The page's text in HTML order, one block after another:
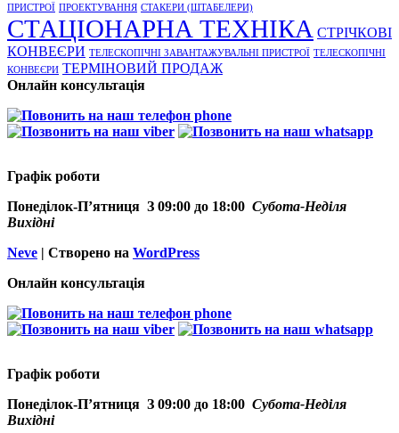
ПРИСТРОЇ ПРОЕКТУВАННЯ СТАКЕРИ (ШТАБЕЛЕРИ)
СТАЦІОНАРНА ТЕХНІКА СТРІЧКОВІ
КОНВЕЄРИ ТЕЛЕСКОПІЧНІ ЗАВАНТАЖУВАЛЬНІ ПРИСТРОЇ ТЕЛЕСКОПІЧНІ
КОНВЕЄРИ ТЕРМІНОВИЙ ПРОДАЖ
Онлайн консультація
Графік роботи
Понеділок-П’ятниця З 09:00 до 18:00 Субота-Неділя
Вихідні
Neve | Створено на WordPress
Онлайн консультація
Графік роботи
Понеділок-П’ятниця З 09:00 до 18:00 Субота-Неділя
Вихідні